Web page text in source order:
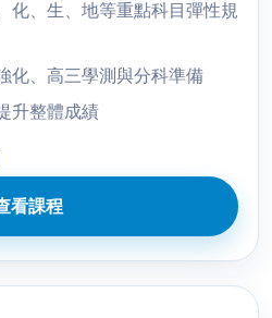
化、生、地等重點科目彈性規
化、高三學測與分科準備
升整體成績
看課程